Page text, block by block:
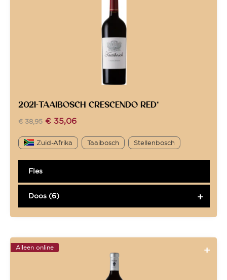
2021-TAAIBOSCH CRESCENDO RED*
€38,95 € 35,06
Zuid-Afrika Taaibosch Stellenbosch
Fles
Doos (6)
Alleen online